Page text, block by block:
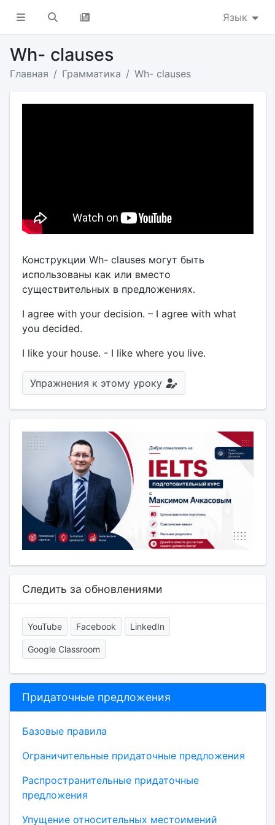
Язык
Wh- clauses
Главная Грамматика Wh- clauses
Конструкции Wh- clauses могут быть
использованы как или вместо
существительных в предложениях.
I agree with your decision. – I agree with what
you decided.
I like your house. - I like where you live.
Упражнения к этому уроку
Следить за обновлениями
YouTube Facebook LinkedIn
Google Classroom
Придаточные предложения
Базовые правила
Ограничительные придаточные предложения
Распространительные придаточные
предложения
Упущение относительных местоимений